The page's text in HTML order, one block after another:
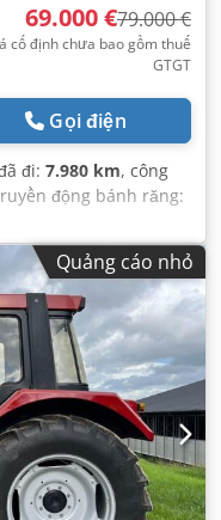
69.000 €79.000 €
cố định chưa bao gồm thuế
GTGT
Gọi điện
đi: 7.980 km, công
động bánh răng:
bị:điều hòa
Quảng cáo nhỏ